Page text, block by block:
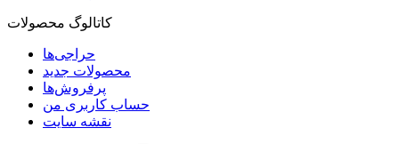
کاتالوگ محصولات
حراجی‌ها
محصولات جدید
پرفروش‌ها
حساب کاربری من
نقشه سایت